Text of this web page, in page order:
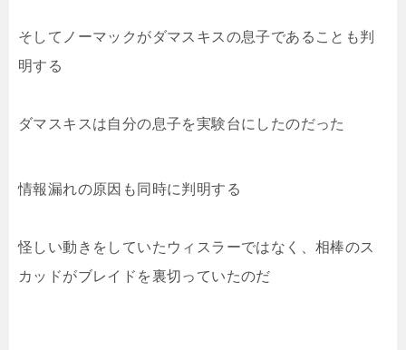
そしてノーマックがダマスキスの息子であることも判
明する
ダマスキスは自分の息子を実験台にしたのだった
情報漏れの原因も同時に判明する
怪しい動きをしていたウィスラーではなく、相棒のス
カッドがブレイドを裏切っていたのだ